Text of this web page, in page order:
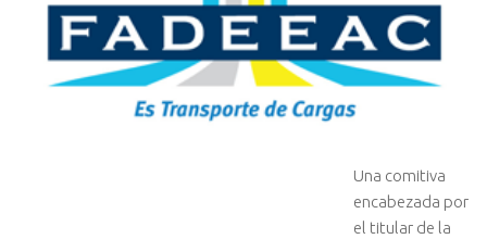
Una comitiva
encabezada por
el titular de la